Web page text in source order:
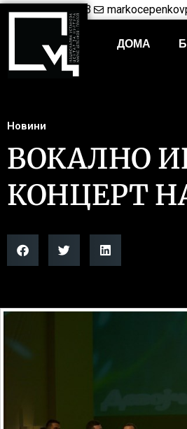
+38948421703
ДОМА
Новини
ВОКАЛНО
КОНЦЕРТ